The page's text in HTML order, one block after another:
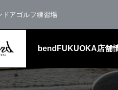
ドアゴルフ練習場
bendFUKUOKA店舗